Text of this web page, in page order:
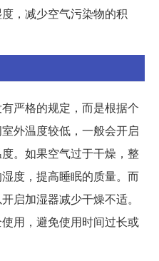
，减少空气污染物的积
严格的规定，而是根据个
外温度较低，一般会开启
。如果空气过于干燥，整
度，提高睡眠的质量。而
启加湿器减少干燥不适。
用，避免使用时间过长或